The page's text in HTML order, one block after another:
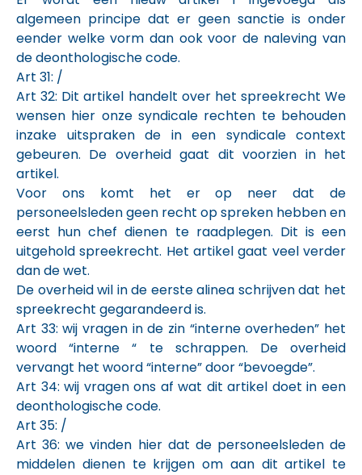
algemeen principe dat er geen sanctie is onder
eender welke vorm dan ook voor de naleving van
de deonthologische code.
Art 31: /
Art 32: Dit artikel handelt over het spreekrecht We
wensen hier onze syndicale rechten te behouden
inzake uitspraken de in een syndicale context
gebeuren. De overheid gaat dit voorzien in het
artikel.
Voor ons komt het er op neer dat de
personeelsleden geen recht op spreken hebben en
eerst hun chef dienen te raadplegen. Dit is een
uitgehold spreekrecht. Het artikel gaat veel verder
dan de wet.
De overheid wil in de eerste alinea schrijven dat het
spreekrecht gegarandeerd is.
Art 33: wij vragen in de zin “interne overheden” het
woord “interne “ te schrappen. De overheid
vervangt het woord “interne” door “bevoegde”.
Art 34: wij vragen ons af wat dit artikel doet in een
deonthologische code.
Art 35: /
Art 36: we vinden hier dat de personeelsleden de
middelen dienen te krijgen om aan dit artikel te